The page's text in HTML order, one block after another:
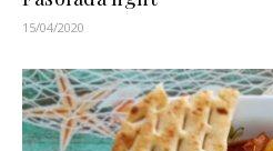
15/04/2020